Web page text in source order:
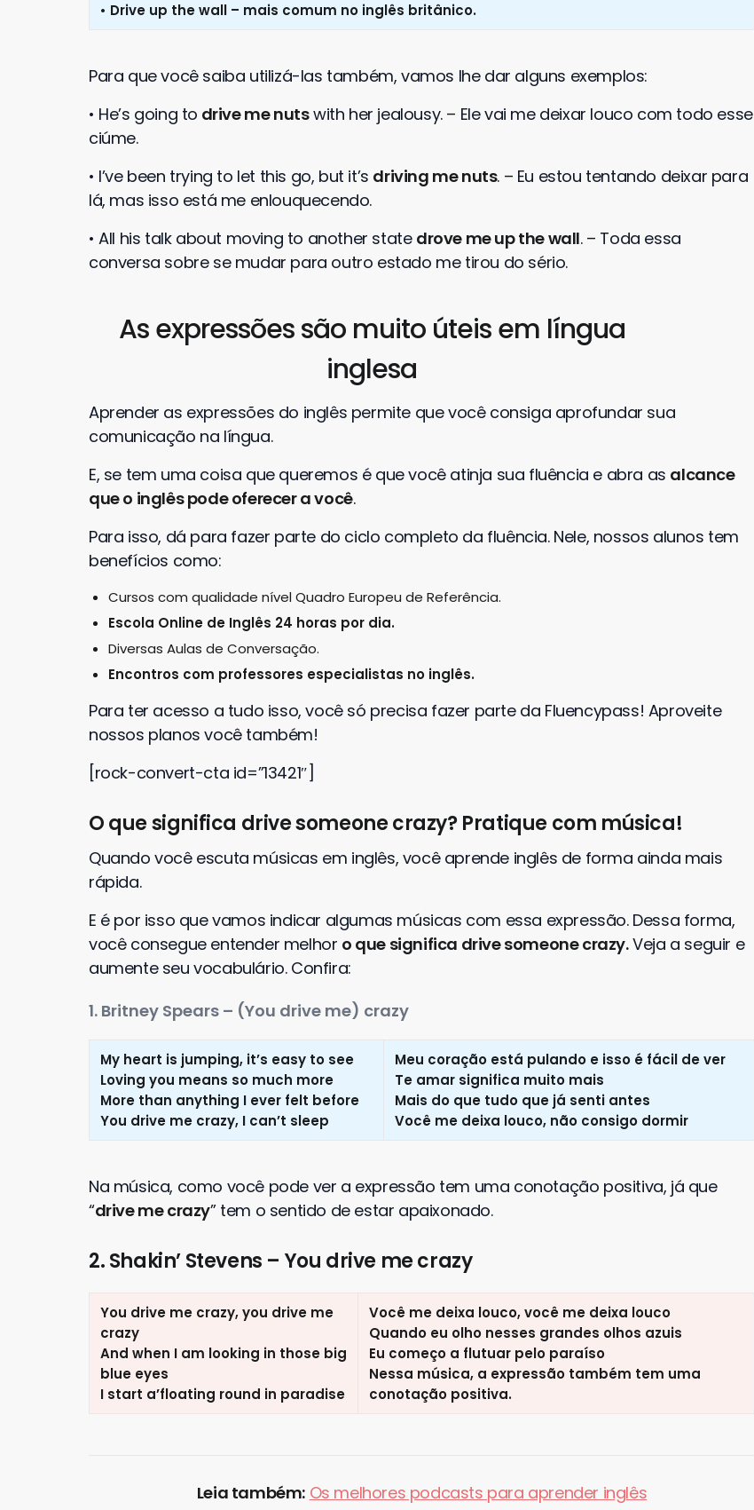
• Drive up the wall – mais comum no inglês britânico.
Para que você saiba utilizá-las também, vamos lhe dar alguns exemplos:
• He’s going to drive me nutswith her jealousy. – Ele vai me deixar louco com todo esse
ciúme.
• I’ve been trying to let this go, but it’s driving me nuts. – Eu estou tentando deixar para
lá, mas isso está me enlouquecendo.
• All his talk about moving to another state drove me up the wall. – Toda essa
conversa sobre se mudar para outro estado me tirou do sério.
As expressões são muito úteis em língua
inglesa
Aprender as expressões do inglês permite que você consiga aprofundar sua
comunicação na língua.
E, se tem uma coisa que queremos é que você atinja sua fluência e abra as alcance
que o inglês pode oferecer a você.
Para isso, dá para fazer parte do ciclo completo da fluência. Nele, nossos alunos tem
benefícios como:
Cursos com qualidade nível Quadro Europeu de Referência.
Escola Online de Inglês 24 horas por dia.
Diversas Aulas de Conversação.
Encontros com professores especialistas no inglês.
Para ter acesso a tudo isso, você só precisa fazer parte da Fluencypass! Aproveite
nossos planos você também!
[rock-convert-cta id=”13421″]
O que significa drive someone crazy? Pratique com música!
Quando você escuta músicas em inglês, você aprende inglês de forma ainda mais
rápida.
E é por isso que vamos indicar algumas músicas com essa expressão. Dessa forma,
você consegue entender melhor o que significa drive someone crazy.Veja a seguir e
aumente seu vocabulário. Confira:
1. Britney Spears – (You drive me) crazy
My heart is jumping, it’s easy to see
Loving you means so much more
More than anything I ever felt before
You drive me crazy, I can’t sleep
Meu coração está pulando e isso é fácil de ver
Te amar significa muito mais
Mais do que tudo que já senti antes
Você me deixa louco, não consigo dormir
Na música, como você pode ver a expressão tem uma conotação positiva, já que
“drive me crazy” tem o sentido de estar apaixonado.
2. Shakin’ Stevens – You drive me crazy
You drive me crazy, you drive me
crazy
And when I am looking in those big
blue eyes
I start a’floating round in paradise
Você me deixa louco, você me deixa louco
Quando eu olho nesses grandes olhos azuis
Eu começo a flutuar pelo paraíso
Nessa música, a expressão também tem uma
conotação positiva.
Leia também: Os melhores podcasts para aprender inglês